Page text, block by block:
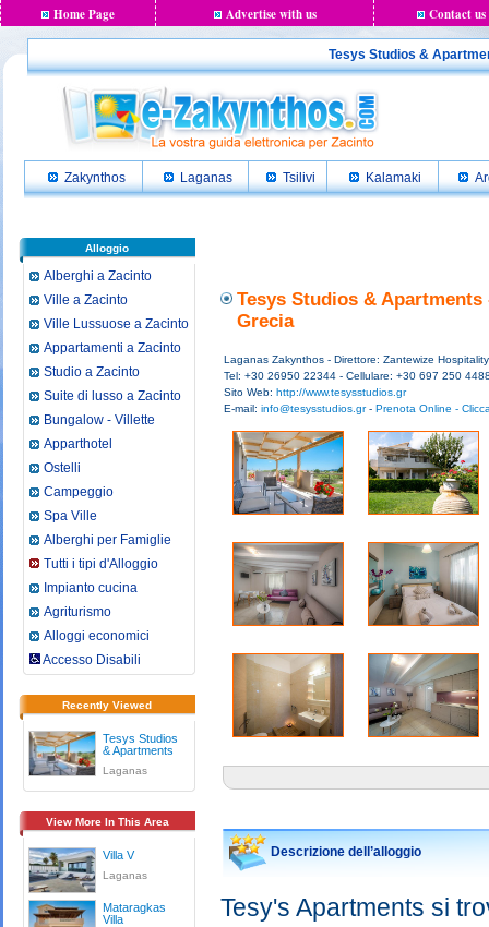
Home Page Advertise with us Contact us
Tesys Studios &
Zakynthos Laganas Tsilivi Kalamaki
Alloggio
Alberghi a Zacinto
Ville a Zacinto
Ville Lussuose a Zacinto
Appartamenti a Zacinto
Studio a Zacinto
Suite di lusso a Zacinto
Bungalow - Villette
Apparthotel
Ostelli
Campeggio
Spa Ville
Alberghi per Famiglie
Tutti i tipi d'Alloggio
Impianto cucina
Agriturismo
Alloggi economici
Accesso Disabili
Recently Viewed
Tesys Studios
& Apartments
Laganas
View More In This Area
Villa V
Laganas
Mataragkas
Villa
Tesys Studios & Apartments
Grecia
Laganas Zakynthos - Direttore: Zantewize Hospitality
Tel: +30 26950 22344 - Cellulare: +30 697 250
Sito Web: http://www.tesysstudios.gr
E-mail: info@tesysstudios.gr- Prenota Online -
Descrizione dell’alloggio
Tesy's Apartments si